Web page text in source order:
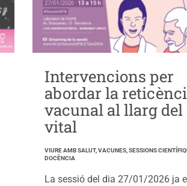
Intervencions per
abordar la
vacunal al llarg
vital
VIURE AMB SALUT, VACUNES, SESSIONS
DOCÈNCIA
La sessió del dia 27/01/2026 ja